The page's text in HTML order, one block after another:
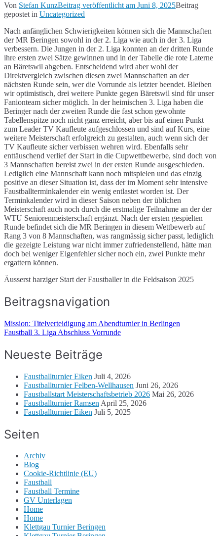
Von Stefan KunzBeitrag veröffentlicht am Juni 8, 2025Beitrag
gepostet in Uncategorized
Nach anfänglichen Schwierigkeiten können sich die Mannschaften
der MR Beringen sowohl in der 2. Liga wie auch in der 3. Liga
verbessern. Die Jungen in der 2. Liga konnten an der dritten Runde
ihre ersten zwei Sätze gewinnen und in der Tabelle die rote Laterne
an Bäretswil abgeben. Entscheidend wird aber wohl der
Direktvergleich zwischen diesen zwei Mannschaften an der
nächsten Runde sein, wer die Vorrunde als letzter beendet. Bleiben
wir optimistisch, drei weitere Punkte gegen Bäretswil sind für unser
Fanionteam sicher möglich. In der heimischen 3. Liga haben die
Beringer nach der zweiten Runde die fast schon gewohnte
Tabellenspitze noch nicht ganz erreicht, aber bis auf einen Punkt
zum Leader TV Kaufleute aufgeschlossen und sind auf Kurs, eine
weitere Meisterschaft erfolgreich zu gestalten, auch wenn sich der
TV Kaufleute sicher verbissen wehren wird. Ebenfalls sehr
enttäuschend verlief der Start in die Cupwettbewerbe, sind doch von
3 Mannschaften bereist zwei in der ersten Runde ausgeschieden.
Lediglich eine Mannschaft kann noch mitspielen und das einzig
positive an dieser Situation ist, dass der im Moment sehr intensive
Faustballterminkalender ein wenig entlastet worden ist. Der
Terminkalender wird in dieser Saison neben der üblichen
Meisterschaft auch noch durch die erstmalige Teilnahme an der der
WTU Seniorenmeisterschaft ergänzt. Nach der ersten gespielten
Runde befindet sich die MR Beringen in diesem Wettbewerb auf
Rang 3 von 8 Mannschaften, was rangmässig sicher passt, lediglich
die gezeigte Leistung war nicht immer zufriedenstellend, hätte man
doch bei weniger Eigenfehler sicher noch ein, zwei Punkte mehr
ergattern können.
Äusserst harziger Start der Faustballer in die Feldsaison 2025
Beitragsnavigation
Mission: Titelverteidigung am Abendturnier in Berlingen
Faustball 3. Liga Abschluss Vorrunde
Neueste Beiträge
Faustballturnier Eiken Juli 4, 2026
Faustballturnier Felben-Wellhausen Juni 26, 2026
Faustballstart Meisterschaftsbetrieb 2026 Mai 26, 2026
Faustballturnier Ramsen April 25, 2026
Faustballturnier Eiken Juli 5, 2025
Seiten
Archiv
Blog
Cookie-Richtlinie (EU)
Faustball
Faustball Termine
GV Unterlagen
Home
Home
Klettgau Turnier Beringen